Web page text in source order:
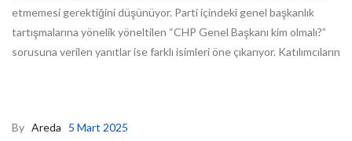
etmemesi gerektiğini düşünüyor. Parti içindeki genel başkanlık
tartışmalarına yönelik yöneltilen “CHP Genel Başkanı kim olmalı?”
sorusuna verilen yanıtlar ise farklı isimleri öne çıkarıyor. Katılımcıların
By Areda 5 Mart 2025